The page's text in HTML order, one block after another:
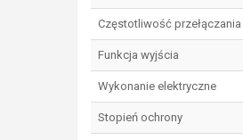
Częstotliwość przełączania
Funkcja wyjścia
Wykonanie elektryczne
Stopień ochrony